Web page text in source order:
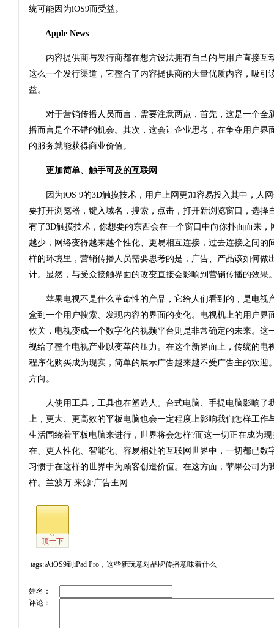
统可能因为iOS9而受益。
Apple News
内容提供商与发行商都在想方设法拥有自己的与用户直接互
这么一个发行渠道，它整合了内容提供商的大量优质内容，吸引
益。
对于营销传播人员而言，需要注意两点，首先，这是一个全
播而言是个不错的机会。其次，这会让企业思考，在争夺用户界
的服务就能获得商业价值。
更加简单、触手可及的互联网
因为iOS 9的3D触摸技术，用户上网更加容易投入其中，人网
要打开浏览器，键入域名，搜索，点击，打开新浏览窗口，选择
有了3D触摸技术，你想要的东西会在一个窗口中向你扑面而来，
越少，网络变得越来越个性化、更易相互连接，过去连接之间的
样的环境里，营销传播人员需要思考的是，广告、产品该如何做
计。显然，与受众接触界面的改变直接会影响到营销传播的效果
苹果电视不是什么革命性的产品，它给人们看到的，是电视
盒到一个用户搜索、发现内容的界面的变化。电视机上的用户界
攸关，电视变成一个数字化的视频平台则是非常确定的未来。这
视给了整个电视产业以变革的压力。在这个新界面上，传统的电
程序化购买成为现实，简单的展示广告越来越不受广告主的欢迎
方向。
人使用工具，工具也在塑造人。台式电脑、手提电脑影响了
上，更大、更高效的平板电脑也会一定程度上影响我们怎样工作
生活围绕着平板电脑来进行，世界将会怎样?而这一切正在成为
在、更人性化、智能化、容易相处的互联网世界中，一切都已数
习惯于在这样的世界中为顾客创造价值。在这方面，苹果公司为
样。兰波万 来源:广告主网
顶一下
tags:从iOS9到iPad Pro，这些新玩意对品牌传播意味着什么
姓名：
评论：